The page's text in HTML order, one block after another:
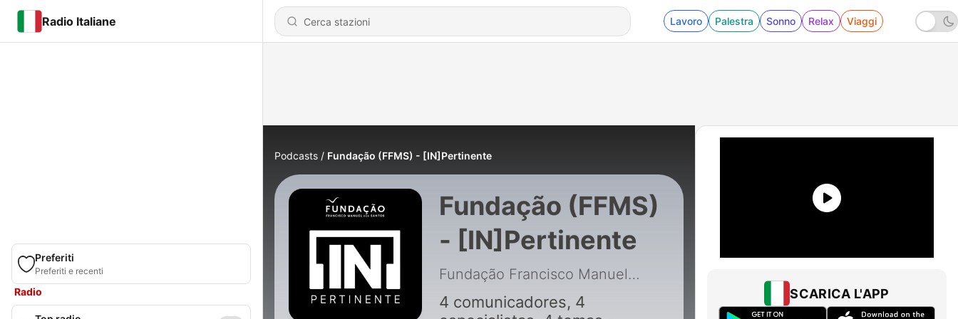
Radio Italiane Lavoro Palestra Sonno Relax Viaggi
Preferiti
Preferiti e recenti
Radio
Podcasts Fundação (FFMS) - [IN]Pertinente
Fundação (FFMS)
- [IN]Pertinente
Fundação Francisco Manuel dos Santos
4 comunicadores, 4
SCARICA L'APP